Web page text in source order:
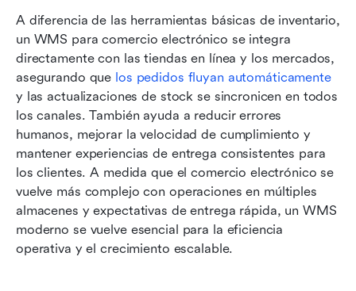
A diferencia de las herramientas básicas de inventario,
un WMS para comercio electrónico se integra
directamente con las tiendas en línea y los mercados,
asegurando que los pedidos fluyan automáticamente
y las actualizaciones de stock se sincronicen en todos
los canales. También ayuda a reducir errores
humanos, mejorar la velocidad de cumplimiento y
mantener experiencias de entrega consistentes para
los clientes. A medida que el comercio electrónico se
vuelve más complejo con operaciones en múltiples
almacenes y expectativas de entrega rápida, un WMS
moderno se vuelve esencial para la eficiencia
operativa y el crecimiento escalable.